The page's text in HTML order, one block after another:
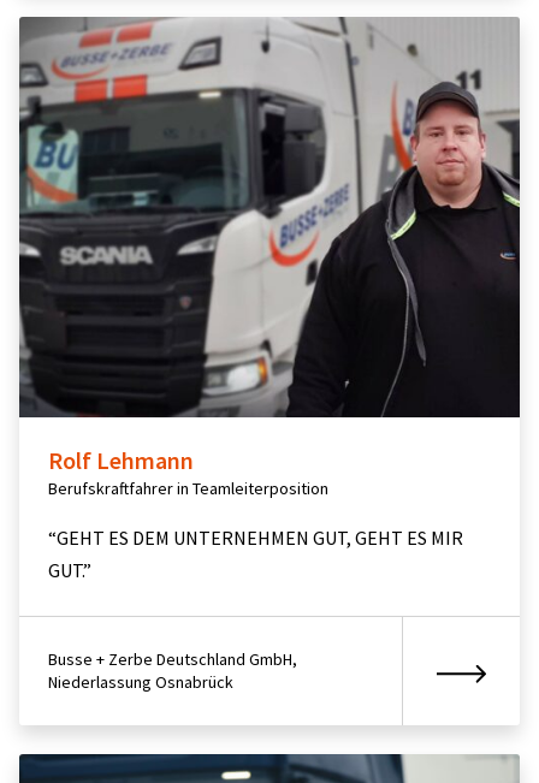
Rolf Lehmann
Berufskraftfahrer in Teamleiterposition
“GEHT ES DEM UNTERNEHMEN GUT, GEHT ES MIR
GUT.”
Busse + Zerbe Deutschland GmbH,
Niederlassung Osnabrück